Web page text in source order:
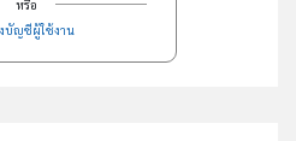
หรือ
บัญชีผู้ใช้งาน